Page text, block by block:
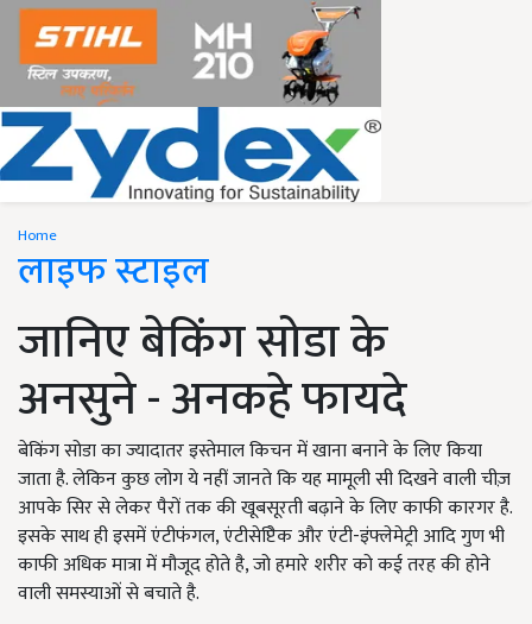
Home
लाइफ स्टाइल
जानिए बेकिंग सोडा के
अनसुने - अनकहे फायदे
बेकिंग सोडा का ज्यादातर इस्तेमाल किचन में खाना बनाने के लिए किया
जाता है. लेकिन कुछ लोग ये नहीं जानते कि यह मामूली सी दिखने वाली चीज़
आपके सिर से लेकर पैरों तक की खूबसूरती बढ़ाने के लिए काफी कारगर है.
इसके साथ ही इसमें एंटीफंगल, एंटीसेप्टिेक और एंटी-इंफ्लेमेट्री आदि गुण भी
काफी अधिक मात्रा में मौजूद होते है, जो हमारे शरीर को कई तरह की होने
वाली समस्याओं से बचाते है.